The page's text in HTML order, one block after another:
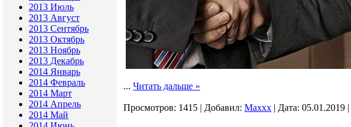
2013 Июль
2013 Август
2013 Сентябрь
2013 Октябрь
2013 Ноябрь
2013 Декабрь
2014 Январь
2014 Февраль
2014 Март
2014 Апрель
2014 Май
... Читать дальше »
Просмотров: 1415 | Добавил: Maxxx | Дата: 05.01.2019 |